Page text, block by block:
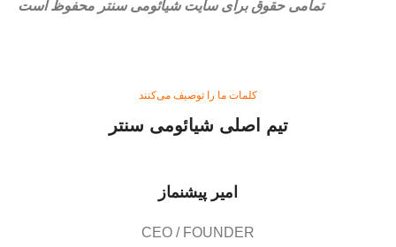
تمامی حقوق برای سایت شیائومی سنتر محفوظ است
کلمات ما را توصیف می‌کنند
تیم اصلی شیائومی سنتر
امیر پیشنماز
CEO / FOUNDER